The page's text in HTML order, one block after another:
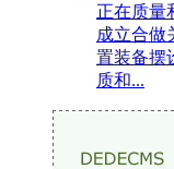
正在质量
成立合做
置装备摆
质和...